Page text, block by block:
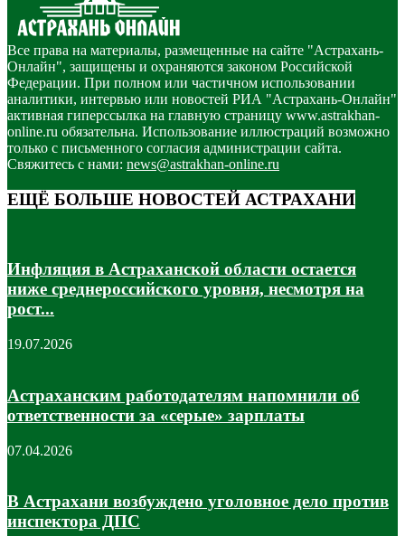
Все права на материалы, размещенные на сайте "Астрахань-
Онлайн", защищены и охраняются законом Российской
Федерации. При полном или частичном использовании
аналитики, интервью или новостей РИА "Астрахань-Онлайн"
активная гиперссылка на главную страницу www.astrakhan-
online.ru обязательна. Использование иллюстраций возможно
только с письменного согласия администрации сайта.
Свяжитесь с нами: news@astrakhan-online.ru
ЕЩЁ БОЛЬШЕ НОВОСТЕЙ АСТРАХАНИ
Инфляция в Астраханской области остается
ниже среднероссийского уровня, несмотря на
рост...
19.07.2026
Астраханским работодателям напомнили об
ответственности за «серые» зарплаты
07.04.2026
В Астрахани возбуждено уголовное дело против
инспектора ДПС